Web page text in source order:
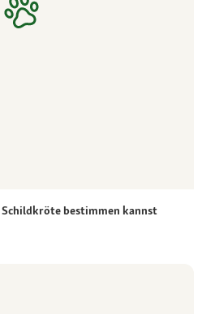
Schildkröte bestimmen kannst